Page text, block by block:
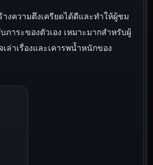
งความตึงเครียดได้ดีและทำให้ผู้ชม
ภาระของตัวเอง เหมาะมากสำหรับผู้
ล่าเรื่องและเคารพน้ำหนักของ